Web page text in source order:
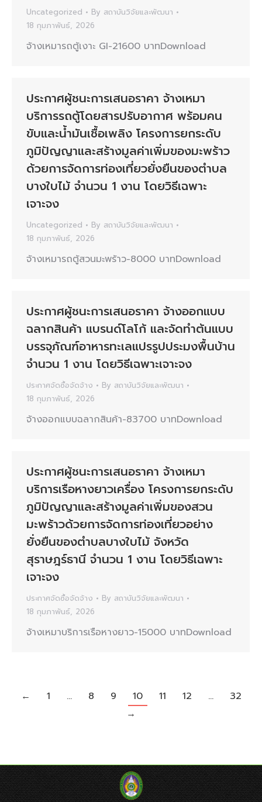
Uncategorized By สถาบันวิจัยและพัฒนา
18 กุมภาพันธ์, 2026
จ้างเหมารถตู้เงาะ GI-21600 บาทDownload
ประกาศผู้ชนะการเสนอราคา จ้างเหมา
บริการรถตู้โดยสารปรับอากาศ พร้อมคน
ขับและน้ำมันเชื้อเพลิง โครงการยกระดับ
ภูมิปัญญาและสร้างมูลค่าเพิ่มของมะพร้าว
ด้วยการจัดการท่องเที่ยวยั่งยืนของตำบล
บางใบไม้ จำนวน 1 งาน โดยวิธีเฉพาะ
เจาะจง
Uncategorized By สถาบันวิจัยและพัฒนา
18 กุมภาพันธ์, 2026
จ้างเหมารถตู้สวนมะพร้าว-8000 บาทDownload
ประกาศผู้ชนะการเสนอราคา จ้างออกแบบ
ฉลากสินค้า แบรนด์โลโก้ และจัดทำต้นแบบ
บรรจุภัณฑ์อาหารทะเลแปรรูปประมงพื้นบ้าน
จำนวน 1 งาน โดยวิธีเฉพาะเจาะจง
ประกาศจัดซื้อจัดจ้าง By สถาบันวิจัยและพัฒนา
18 กุมภาพันธ์, 2026
จ้างออกแบบฉลากสินค้า-83700 บาทDownload
ประกาศผู้ชนะการเสนอราคา จ้างเหมา
บริการเรือหางยาวเครื่อง โครงการยกระดับ
ภูมิปัญญาและสร้างมูลค่าเพิ่มของสวน
มะพร้าวด้วยการจัดการท่องเที่ยวอย่าง
ยั่งยืนของตำบลบางใบไม้ จังหวัด
สุราษฎร์ธานี จำนวน 1 งาน โดยวิธีเฉพาะ
เจาะจง
ประกาศจัดซื้อจัดจ้าง By สถาบันวิจัยและพัฒนา
18 กุมภาพันธ์, 2026
จ้างเหมาบริการเรือหางยาว-15000 บาทDownload
← 1 … 8 9 10 11 12 …
32
→